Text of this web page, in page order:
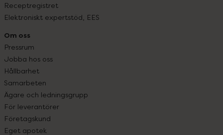
Receptregistret
Elektroniskt expertstöd, EES
Om oss
Pressrum
Jobba hos oss
Hållbarhet
Samarbeten
Ägare och ledningsgrupp
För leverantörer
Företagskund
Eget apotek